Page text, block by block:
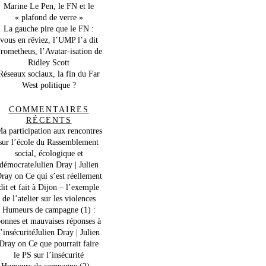
Marine Le Pen, le FN et le
« plafond de verre »
La gauche pire que le FN :
vous en rêviez, l’UMP l’a dit
l’Avatar-isation de
Ridley Scott
sociaux, la fin du Far
West politique ?
COMMENTAIRES
RÉCENTS
participation aux rencontres
l’école du Rassemblement
social, écologique et
démocrateJulien Dray | Julien
on Ce qui s’est réellement
et fait à Dijon – l’exemple
de l’atelier sur les violences
Humeurs de campagne (1) :
et mauvaises réponses à
Dray | Julien
on Ce que pourrait faire
le PS sur l’insécurité